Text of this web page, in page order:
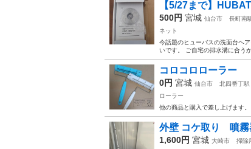
【5/27まで】
500円 宮城 仙台市 長町南
ネット
今話題のヒューバスの洗面台ヘ
いです。 ご自宅の排水溝に合う
コロコロローラー
0円 宮城 仙台市 北四番丁駅
ローラー
他の商品と購入で差し上げます
外壁 コケ取り 噴霧
1,600円 宮城 大崎市
掃除